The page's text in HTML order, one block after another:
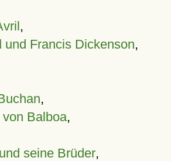
,
und Francis Dickenson,
,
Balboa,
seine Brüder,